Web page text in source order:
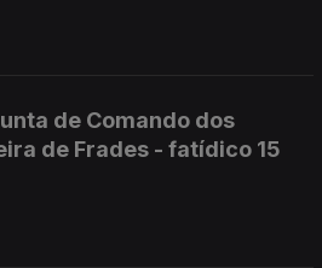
de Comando dos
de Frades - fatídico 15